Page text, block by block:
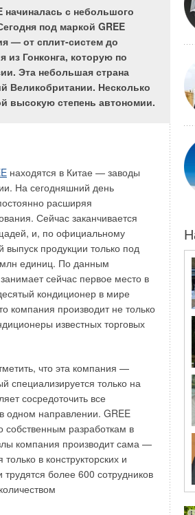
с небольшого
под маркой GREE
— от сплит-систем до
Гонконга, которую по
Эта небольшая страна
Великобритании. Несколько
высокую степень автономии.
находятся в Китае — заводы
На сегодняшний день
расширяя
Сейчас заканчивается
и, по официальному
продукции только под
млн единиц. По данным
сейчас первое место в
кондиционер в мире
компания производит не только
известных торговых
что эта компания —
специализируется только на
сосредоточить все
одном направлении. GREE
собственным разработкам в
компания производит сама —
в конструкторских и
более 600 сотрудников
совместно с системами
течение всего года в
микроклимат — летом
влажность 30–60%,
а зимой — соответственно
30%, а скорость движения
нормы подачи
непосредственно
в обеспечении требуемой
и решении проблемы с
которых являются процессы,
вредные газовыделения
мебели из ДСП, влажных
материалов и, собственно,
от 15 до 18 кубических
ее типом. Для больших
решением являются
В стандартном
должна состоять из
движения воздуха —
которую в систему поступает
декоративную роль и
внутрь посторонних предметов;